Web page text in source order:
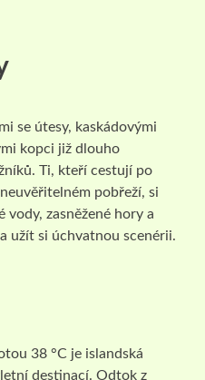
se útesy, kaskádovými
kopci již dlouho
Ti, kteří cestují po
pobřeží, si
zasněžené hory a
užít si úchvatnou scenérii.
38 °C je islandská
destinací. Odtok z